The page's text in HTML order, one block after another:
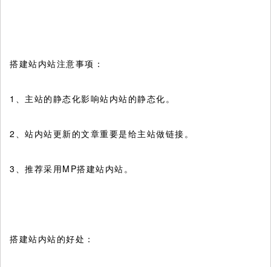
搭建站内站注意事项：
1、主站的静态化影响站内站的静态化。
2、站内站更新的文章重要是给主站做链接。
3、推荐采用MP搭建站内站。
搭建站内站的好处：